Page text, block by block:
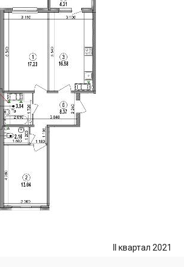
II квартал 2021